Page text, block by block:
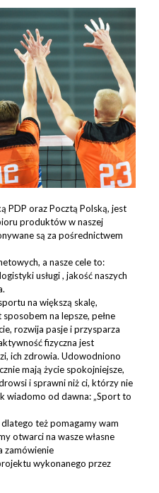
PDP oraz Pocztą Polską, jest
produktów w naszej
są za pośrednictwem
a nasze cele to:
usługi , jakość naszych
na większą skalę,
na lepsze, pełne
rozwija pasje i przysparza
fizyczna jest
ich zdrowia. Udowodniono
mają życie spokojniejsze,
i sprawni niż ci, którzy nie
wiadomo od dawna: „Sport to
też pomagamy wam
otwarci na wasze własne
zamówienie
wykonanego przez